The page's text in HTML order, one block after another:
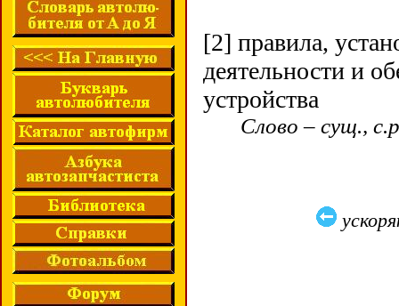
[2] правила,
деятельности и
устройства
Слово – сущ.,